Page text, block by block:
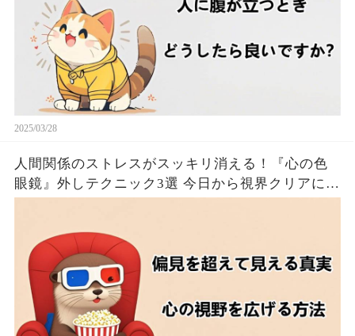
2025/03/28
人間関係のストレスがスッキリ消える！『心の色
眼鏡』外しテクニック3選 今日から視界クリアにな